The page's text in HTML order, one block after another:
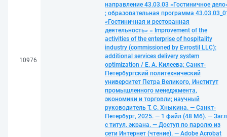
10976
направление 43.03.03 «Гостиничное
; образовательная программа
«Гостиничная и ресторанная
деятельность» = Improvement of the
activities of the enterprise of hospitality
industry (commissioned by Evrostil LLC):
additional services delivery system
optimization / Е. А. Килеева; Санкт-
Петербургский политехнический
университет Петра Великого, Институт
промышленного менеджмента,
экономики и торговли; научный
руководитель Т. С. Хныкина. — Санкт-
Петербург, 2025. — 1 файл (48 Мб). —
с титул. экрана. — Доступ по паролю из
сети Интернет (чтение). — Adobe Acrobat